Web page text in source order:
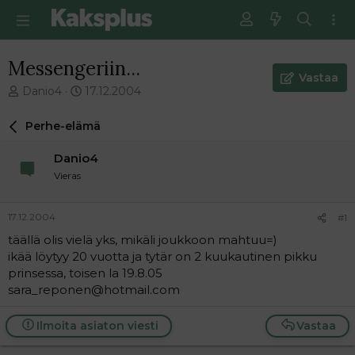
Messengeriin...
V
e
i
t
u
n
a
l
i
t
t
Danio4
E
s
m
n
v
i
e
t
i
17.12.2004
Vastaa
Perhe-elämä
Danio4
Vieras
17.12.2004 #1
täällä olis vielä yks, mikäli joukkoon mahtuu=)
ikää löytyy 20 vuotta ja tytär on 2 kuukautinen pikku
prinsessa, toisen la 19.8.05
sara_reponen@hotmail.com
Vastaa
Ilmoita asiaton viesti